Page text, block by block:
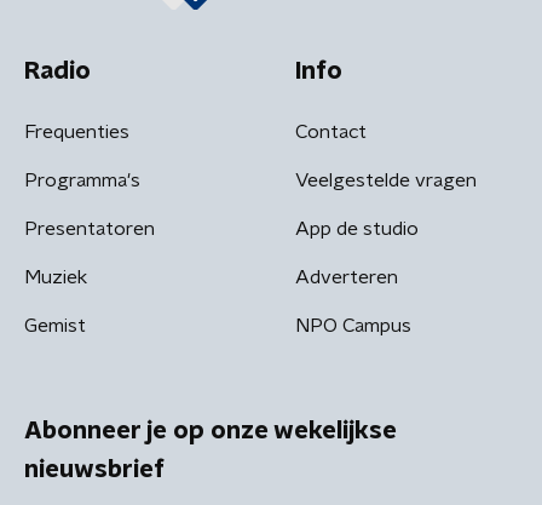
Radio
Frequenties
Programma's
Presentatoren
Muziek
Gemist
Info
Contact
Veelgestelde vragen
App de studio
Adverteren
NPO Campus
Abonneer je op onze wekelijkse
nieuwsbrief